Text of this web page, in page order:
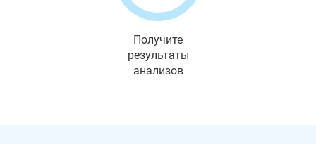
Получите
результаты
анализов